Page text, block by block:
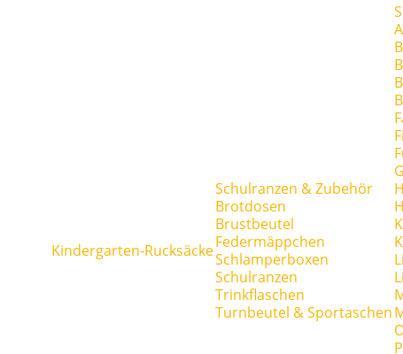
Kindergarten-Rucksäcke
Schulranzen & Zubehör
Brotdosen
Brustbeutel
Federmäppchen
Schlamperboxen
Schulranzen
Trinkflaschen
Turnbeutel & Sportaschen